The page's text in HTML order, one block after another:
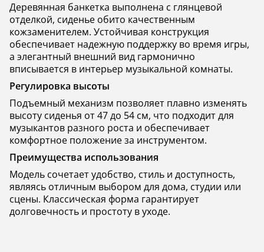
Деревянная банкетка выполнена с глянцевой
отделкой, сиденье обито качественным
кожзаменителем. Устойчивая конструкция
обеспечивает надежную поддержку во время игры,
а элегантный внешний вид гармонично
вписывается в интерьер музыкальной комнаты.
Регулировка высоты
Подъемный механизм позволяет плавно изменять
высоту сиденья от 47 до 54 см, что подходит для
музыкантов разного роста и обеспечивает
комфортное положение за инструментом.
Преимущества использования
Модель сочетает удобство, стиль и доступность,
являясь отличным выбором для дома, студии или
сцены. Классическая форма гарантирует
долговечность и простоту в уходе.